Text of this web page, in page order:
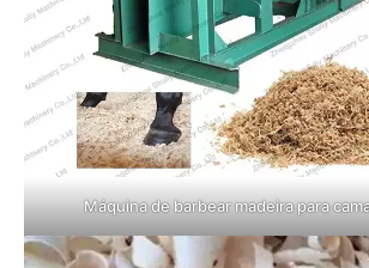
Máquina de barbear madeira para